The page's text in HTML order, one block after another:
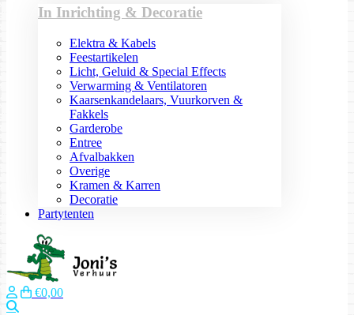
In Inrichting & Decoratie
Elektra & Kabels
Feestartikelen
Licht, Geluid & Special Effects
Verwarming & Ventilatoren
Kaarsenkandelaars, Vuurkorven &
Fakkels
Garderobe
Entree
Afvalbakken
Overige
Kramen & Karren
Decoratie
Partytenten
€0,00